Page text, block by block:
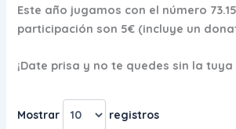
Este año jugamos con el número
participación son 5€ (incluye un
¡Date prisa y no te quedes sin la tuya
Mostrar registros